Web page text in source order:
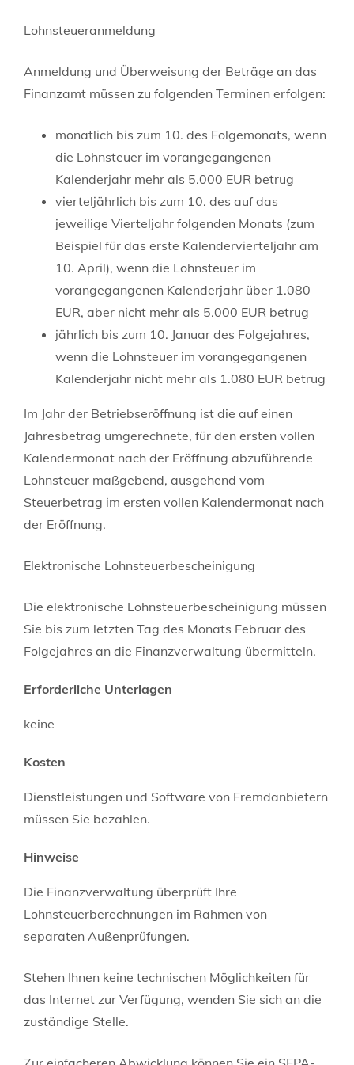
Lohnsteueranmeldung
Anmeldung und Überweisung der Beträge an das
Finanzamt müssen zu folgenden Terminen erfolgen:
monatlich bis zum 10. des Folgemonats, wenn
die Lohnsteuer im vorangegangenen
Kalenderjahr mehr als 5.000 EUR betrug
vierteljährlich bis zum 10. des auf das
jeweilige Vierteljahr folgenden Monats (zum
Beispiel für das erste Kalendervierteljahr am
10. April), wenn die Lohnsteuer im
vorangegangenen Kalenderjahr über 1.080
EUR, aber nicht mehr als 5.000 EUR betrug
jährlich bis zum 10. Januar des Folgejahres,
wenn die Lohnsteuer im vorangegangenen
Kalenderjahr nicht mehr als 1.080 EUR betrug
Im Jahr der Betriebseröffnung ist die auf einen
Jahresbetrag umgerechnete, für den ersten vollen
Kalendermonat nach der Eröffnung abzuführende
Lohnsteuer maßgebend, ausgehend vom
Steuerbetrag im ersten vollen Kalendermonat nach
der Eröffnung.
Elektronische Lohnsteuerbescheinigung
Die elektronische Lohnsteuerbescheinigung müssen
Sie bis zum letzten Tag des Monats Februar des
Folgejahres an die Finanzverwaltung übermitteln.
Erforderliche Unterlagen
keine
Kosten
Dienstleistungen und Software von Fremdanbietern
müssen Sie bezahlen.
Hinweise
Die Finanzverwaltung überprüft Ihre
Lohnsteuerberechnungen im Rahmen von
separaten Außenprüfungen.
Stehen Ihnen keine technischen Möglichkeiten für
das Internet zur Verfügung, wenden Sie sich an die
zuständige Stelle.